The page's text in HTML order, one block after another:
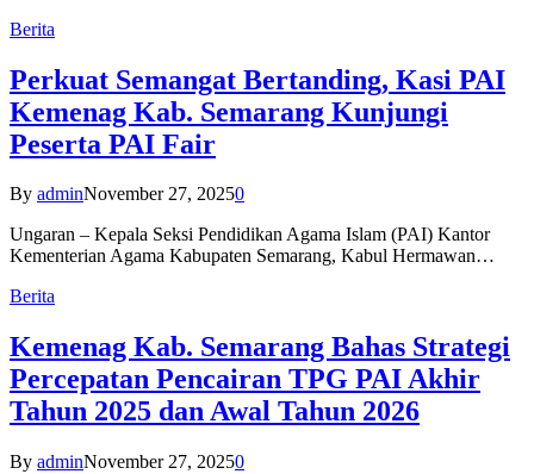
Berita
Perkuat Semangat Bertanding, Kasi PAI
Kemenag Kab. Semarang Kunjungi
Peserta PAI Fair
By adminNovember 27, 20250
Ungaran – Kepala Seksi Pendidikan Agama Islam (PAI) Kantor
Kementerian Agama Kabupaten Semarang, Kabul Hermawan…
Berita
Kemenag Kab. Semarang Bahas Strategi
Percepatan Pencairan TPG PAI Akhir
Tahun 2025 dan Awal Tahun 2026
By adminNovember 27, 20250